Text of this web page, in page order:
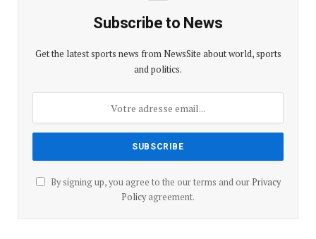
Subscribe to News
Get the latest sports news from NewsSite about world, sports
and politics.
By signing up, you agree to the our terms and our Privacy
Policyagreement.